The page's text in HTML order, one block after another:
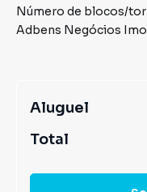
Número de blocos/
Adbens Negócios
Aluguel
Total